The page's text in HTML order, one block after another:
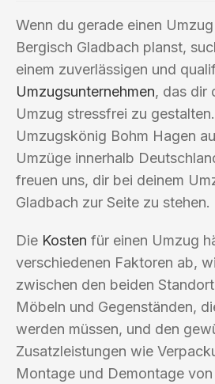
Wenn du gerade einen
Bergisch Gladbach planst,
einem zuverlässigen und
Umzugsunternehmen, das dir
Umzug stressfrei zu
Umzugskönig Bohm Hagen
Umzüge innerhalb
freuen uns, dir bei deinem
Gladbach zur Seite zu stehen.
Die Kosten für einen Umzug
verschiedenen Faktoren ab,
zwischen den beiden
Möbeln und Gegenständen,
werden müssen, und den
Zusatzleistungen wie
Montage und Demontage